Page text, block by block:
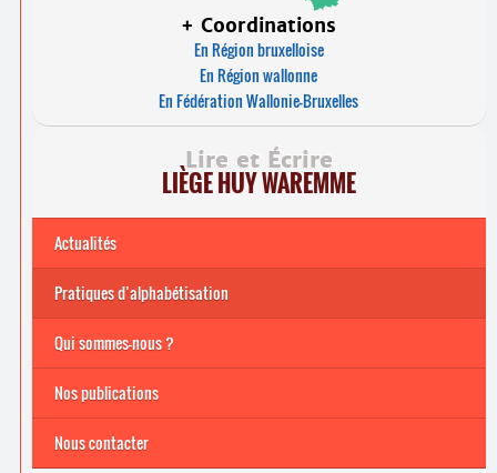
+ Coordinations
En Région bruxelloise
En Région wallonne
En Fédération Wallonie-Bruxelles
Lire et Écrire
LIÈGE HUY WAREMME
Actualités
Pratiques d’alphabétisation
Archives
Formations continuées 2026-2027
Qui sommes-nous ?
Nos publications
Nous contacter